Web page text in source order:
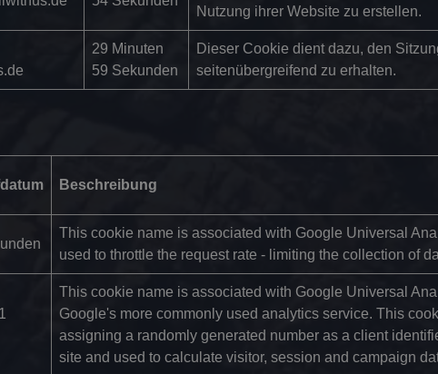
Nutzung ihrer Website zu erstellen.
29 Minuten
59 Sekunden
Dieser Cookie dient dazu, den
seitenübergreifend zu erhalten.
Beschreibung
This cookie name is associated with Google Universal
used to throttle the request rate - limiting the collection of
This cookie name is associated with Google Universal
Google's more commonly used analytics service. This
assigning a randomly generated number as a client
site and used to calculate visitor, session and campaign